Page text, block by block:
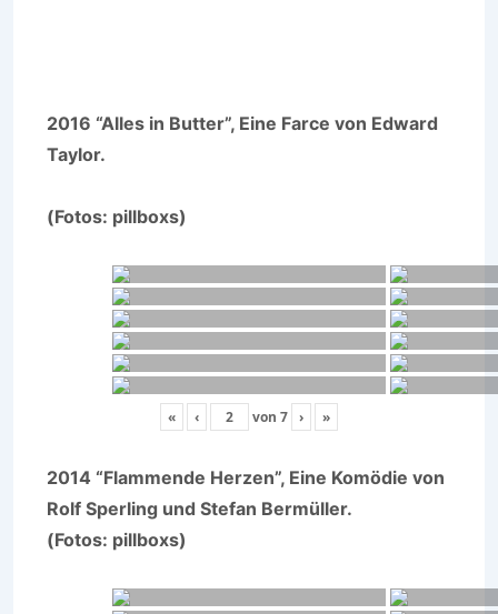
2016 “Alles in Butter”, Eine Farce von Edward
Taylor.
(Fotos: pillboxs)
« ‹ von 7 › »
2014 “Flammende Herzen”, Eine Komödie von
Rolf Sperling und Stefan Bermüller.
(Fotos: pillboxs)